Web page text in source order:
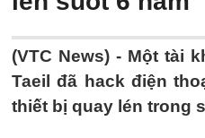
(VTC News) - Một tài
Taeil đã hack điện
thiết bị quay lén trong